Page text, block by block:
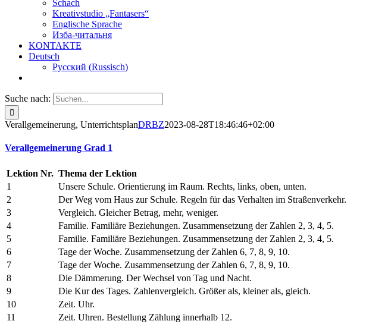
Schach
Kreativstudio „Fantasers“
Englische Sprache
Изба-читальня
KONTAKTE
Deutsch
Русский (Russisch)
Suche nach:
Verallgemeinerung, UnterrichtsplanDRBZ2023-08-28T18:46:46+02:00
Verallgemeinerung Grad 1
Lektion Nr. Thema der Lektion
1
Unsere Schule. Orientierung im Raum. Rechts, links, oben, unten.
2
Der Weg vom Haus zur Schule. Regeln für das Verhalten im Straßenverkehr.
3
Vergleich. Gleicher Betrag, mehr, weniger.
4
Familie. Familiäre Beziehungen. Zusammensetzung der Zahlen 2, 3, 4, 5.
5
Familie. Familiäre Beziehungen. Zusammensetzung der Zahlen 2, 3, 4, 5.
6
Tage der Woche. Zusammensetzung der Zahlen 6, 7, 8, 9, 10.
7
Tage der Woche. Zusammensetzung der Zahlen 6, 7, 8, 9, 10.
8
Die Dämmerung. Der Wechsel von Tag und Nacht.
9
Die Kur des Tages. Zahlenvergleich. Größer als, kleiner als, gleich.
10
Zeit. Uhr.
11
Zeit. Uhren. Bestellung Zählung innerhalb 12.